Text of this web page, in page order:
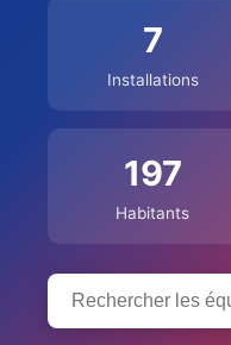
7
Installations
197
Habitants